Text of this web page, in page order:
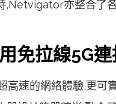
,Netvigator亦整合了
免拉線5G連
速的網絡體驗,更可